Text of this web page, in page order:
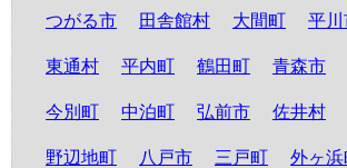
つがる市
田舎館村 大間町 平川
東通村 平内町 鶴田町 青森市
今別町 中泊町 弘前市 佐井村
野辺地町 八戸市 三戸町 外ヶ浜